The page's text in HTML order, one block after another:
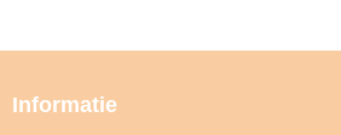
Informatie